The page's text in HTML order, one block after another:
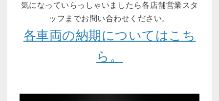
気になっていらっしゃいましたら各店舗営業スタ
ッフまでお問い合わせください。
各車両の納期についてはこち
ら。